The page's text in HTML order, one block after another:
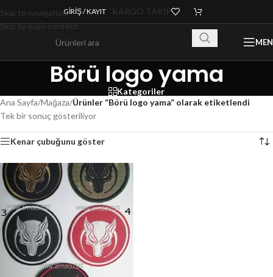
Skip to navigation
Skip to main content
GIRIŞ / KAYIT KARGO TAKİP
Börü logo yama
Kategoriler
Ana Sayfa/Mağaza/Ürünler “Börü logo yama” olarak etiketlendi
Tek bir sonuç gösteriliyor
Kenar çubuğunu göster